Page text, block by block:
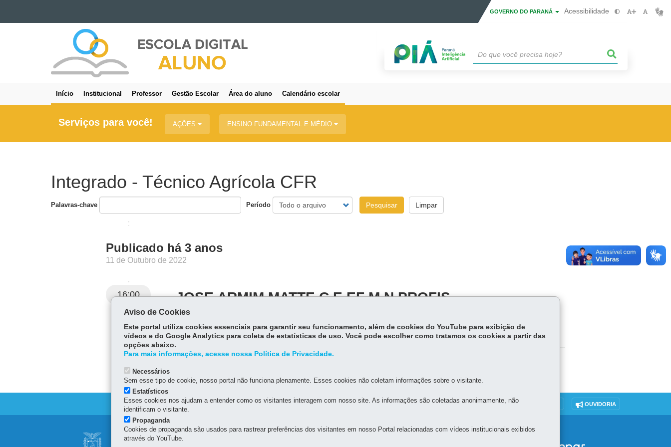
Ir para a navegação
GOVERNO DO PARANÁ Acessibilidade
ESCOLA
DIGITAL
ALUNO
Navegação
principal
Início Institucional Professor Gestão Escolar Área do aluno Calendário escolar
Serviços para você! AÇÕES ENSINO FUNDAMENTAL E MÉDIO
Integrado - Técnico Agrícola CFR
Palavras-chave Período Pesquisar Limpar
Publicado há 3 anos
11 de Outubro de 2022
16:00 JOSE ARMIM MATTE C E EF M N PROFIS
Telefone:
DENUNCIE CORRUPÇÃO OUVIDORIA
Navegação
SECRETARIA DE ESTADO DA EDUCAÇÃO
Aviso de Cookies
Este portal utiliza cookies essenciais para garantir seu funcionamento, além de cookies do YouTube para exibição de
vídeos e do Google Analytics para coleta de estatísticas de uso. Você pode escolher como tratamos os cookies a partir das
opções abaixo.
Para mais informações, acesse nossa Política de Privacidade.
Necessários
Sem esse tipo de cookie, nosso portal não funciona plenamente. Esses cookies não coletam informações sobre o visitante.
Estatísticos
Esses cookies nos ajudam a entender como os visitantes interagem com nosso site. As informações são coletadas anonimamente, não
identificam o visitante.
Propaganda
Cookies de propaganda são usados para rastrear preferências dos visitantes em nosso Portal relacionadas com vídeos institucionais exibidos
através do YouTube.